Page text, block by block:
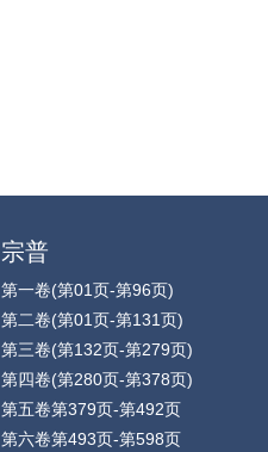
宗普
第一卷(第01页-第96页)
第二卷(第01页-第131页)
第三卷(第132页-第279页)
第四卷(第280页-第378页)
第五卷第379页-第492页
第六卷第493页-第598页